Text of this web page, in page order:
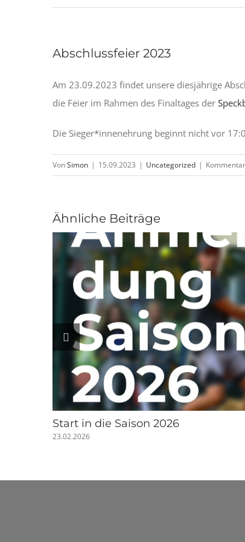
Abschlussfeier 2023
Am 23.09.2023 findet unsere diesjährige
die Feier im Rahmen des Finaltages der
Die Sieger*innenehrung beginnt nicht vor
VonSimon | 15.09.2023 | Uncategorized |
Ähnliche Beiträge
Start in die Saison 2026
23.02.2026